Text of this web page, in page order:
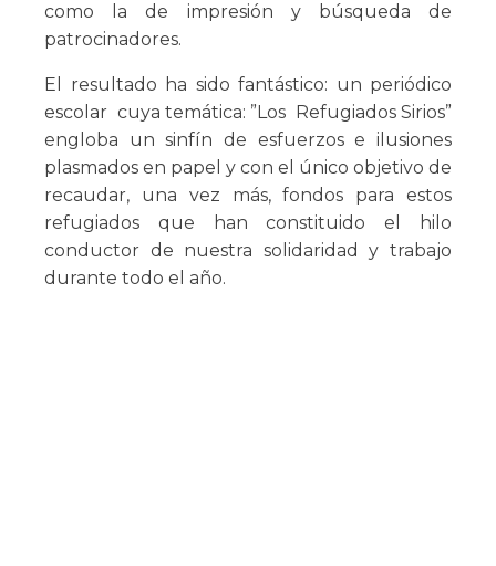
como la de impresión y búsqueda de
patrocinadores.
El resultado ha sido fantástico: un periódico
escolar cuya temática: ”Los Refugiados Sirios”
engloba un sinfín de esfuerzos e ilusiones
plasmados en papel y con el único objetivo de
recaudar, una vez más, fondos para estos
refugiados que han constituido el hilo
conductor de nuestra solidaridad y trabajo
durante todo el año.